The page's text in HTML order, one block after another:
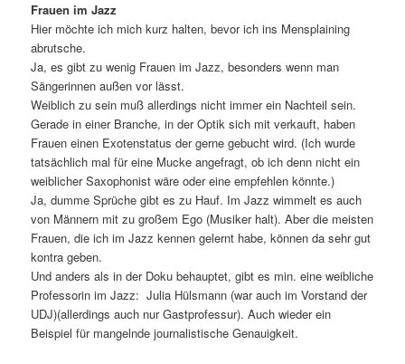
Frauen im Jazz
Hier möchte ich mich kurz halten, bevor ich ins Mensplaining
abrutsche.
Ja, es gibt zu wenig Frauen im Jazz, besonders wenn man
Sängerinnen außen vor lässt.
Weiblich zu sein muß allerdings nicht immer ein Nachteil sein.
Gerade in einer Branche, in der Optik sich mit verkauft, haben
Frauen einen Exotenstatus der gerne gebucht wird. (Ich wurde
tatsächlich mal für eine Mucke angefragt, ob ich denn nicht ein
weiblicher Saxophonist wäre oder eine empfehlen könnte.)
Ja, dumme Sprüche gibt es zu Hauf. Im Jazz wimmelt es auch
von Männern mit zu großem Ego (Musiker halt). Aber die meisten
Frauen, die ich im Jazz kennen gelernt habe, können da sehr gut
kontra geben.
Und anders als in der Doku behauptet, gibt es min. eine weibliche
Professorin im Jazz: Julia Hülsmann (war auch im Vorstand der
UDJ)(allerdings auch nur Gastprofessur). Auch wieder ein
Beispiel für mangelnde journalistische Genauigkeit.